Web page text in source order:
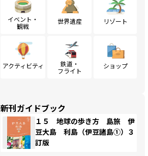
イベント・
観戦
世界遺産 リゾート
アクティビティ
鉄道・
フライト
ショップ
新刊ガイドブック
１５ 地球の歩き方 島旅 伊
豆大島 利島（伊豆諸島①）３
訂版